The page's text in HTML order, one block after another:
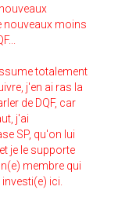
nouveaux moins
totalement
j'en ai ras la
de DQF, car
j'ai
SP, qu'on lui
je le supporte
membre qui
ici.